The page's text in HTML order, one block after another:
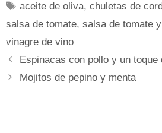
aceite de oliva,chuletas de
salsa de tomate, salsa de tomate
vinagre de vino
Espinacas con pollo y un toque
Mojitos de pepino y menta